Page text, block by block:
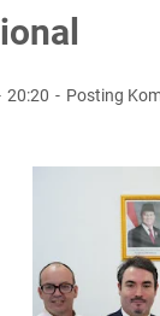
20:20 Posting